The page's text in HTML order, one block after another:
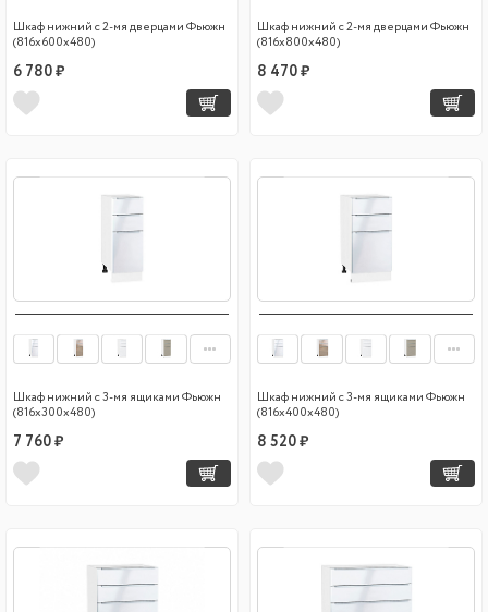
Шкаф нижний с 2-мя дверцами Фьюжн
(816х600х480)
6 780 ₽
Шкаф нижний с 2-мя дверцами Фьюжн
(816х800х480)
8 470 ₽
Шкаф нижний с 3-мя ящиками Фьюжн
(816х300х480)
7 760 ₽
Шкаф нижний с 3-мя ящиками Фьюжн
(816х400х480)
8 520 ₽